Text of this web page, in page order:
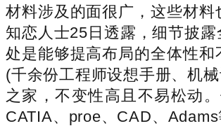
材料涉及的面很广，这些材
知恋人士25日透露，细节披
处是能够提高布局的全体性
(千余份工程师设想手册、机
之家，不变性高且不易松动
CATIA、proe、CAD、